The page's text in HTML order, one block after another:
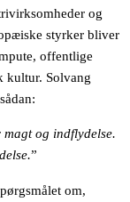
og
styrker bliver
offentlige
kultur. Solvang
og indflydelse.
”
om,